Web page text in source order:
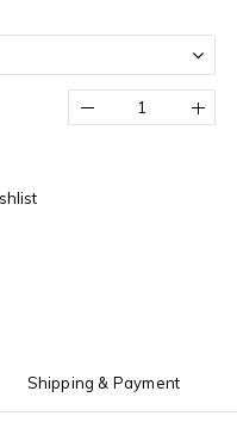
Shipping & Payment